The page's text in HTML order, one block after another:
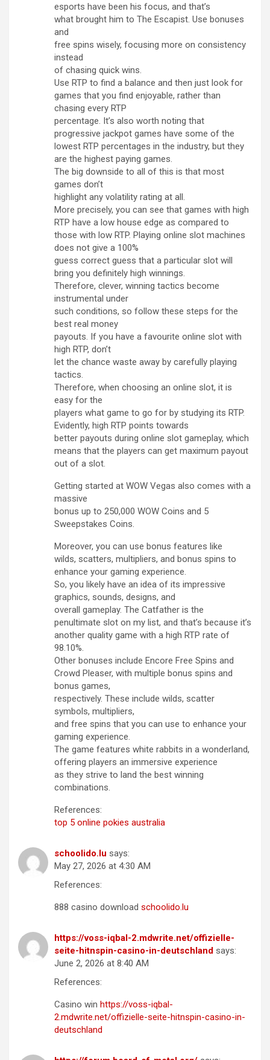
esports have been his focus, and that’s
what brought him to The Escapist. Use bonuses
and
free spins wisely, focusing more on consistency
instead
of chasing quick wins.
Use RTP to find a balance and then just look for
games that you find enjoyable, rather than
chasing every RTP
percentage. It’s also worth noting that
progressive jackpot games have some of the
lowest RTP percentages in the industry, but they
are the highest paying games.
The big downside to all of this is that most
games don’t
highlight any volatility rating at all.
More precisely, you can see that games with high
RTP have a low house edge as compared to
those with low RTP. Playing online slot machines
does not give a 100%
guess correct guess that a particular slot will
bring you definitely high winnings.
Therefore, clever, winning tactics become
instrumental under
such conditions, so follow these steps for the
best real money
payouts. If you have a favourite online slot with
high RTP, don’t
let the chance waste away by carefully playing
tactics.
Therefore, when choosing an online slot, it is
easy for the
players what game to go for by studying its RTP.
Evidently, high RTP points towards
better payouts during online slot gameplay, which
means that the players can get maximum payout
out of a slot.
Getting started at WOW Vegas also comes with a
massive
bonus up to 250,000 WOW Coins and 5
Sweepstakes Coins.
Moreover, you can use bonus features like
wilds, scatters, multipliers, and bonus spins to
enhance your gaming experience.
So, you likely have an idea of its impressive
graphics, sounds, designs, and
overall gameplay. The Catfather is the
penultimate slot on my list, and that’s because it’s
another quality game with a high RTP rate of
98.10%.
Other bonuses include Encore Free Spins and
Crowd Pleaser, with multiple bonus spins and
bonus games,
respectively. These include wilds, scatter
symbols, multipliers,
and free spins that you can use to enhance your
gaming experience.
The game features white rabbits in a wonderland,
offering players an immersive experience
as they strive to land the best winning
combinations.
References:
top 5 online pokies australia
schoolido.lu says:
May 27, 2026 at 4:30 AM
References:
888 casino download schoolido.lu
https://voss-iqbal-2.mdwrite.net/offizielle-
seite-hitnspin-casino-in-deutschland says:
June 2, 2026 at 8:40 AM
References:
Casino win https://voss-iqbal-
2.mdwrite.net/offizielle-seite-hitnspin-casino-in-
deutschland